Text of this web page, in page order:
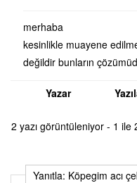
merhaba
kesinlikle muayene
değildir bunların
Yazar
2 yazı görüntüleniyor - 1 ile
Yanıtla: Köpegim acı